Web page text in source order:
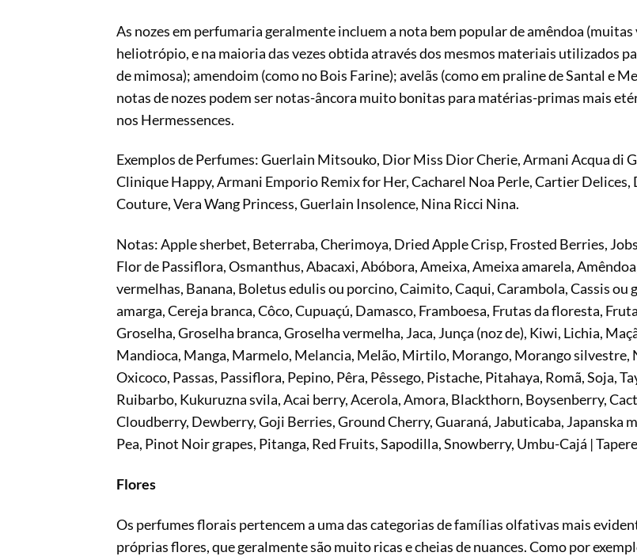
As nozes em perfumaria geralmente incluem a nota bem popular de amêndoa (muitas
heliotrópio, e na maioria das vezes obtida através dos mesmos materiais utilizados
de mimosa); amendoim (como no Bois Farine); avelãs (como em praline de Santal e
notas de nozes podem ser notas-âncora muito bonitas para matérias-primas mais
nos Hermessences.
Exemplos de Perfumes: Guerlain Mitsouko, Dior Miss Dior Cherie, Armani Acqua di
Clinique Happy, Armani Emporio Remix for Her, Cacharel Noa Perle, Cartier Delices,
Couture, Vera Wang Princess, Guerlain Insolence, Nina Ricci Nina.
Notas: Apple sherbet, Beterraba, Cherimoya, Dried Apple Crisp, Frosted Berries,
Flor de Passiflora, Osmanthus, Abacaxi, Abóbora, Ameixa, Ameixa amarela,
vermelhas, Banana, Boletus edulis ou porcino, Caimito, Caqui, Carambola, Cassis ou
amarga, Cereja branca, Côco, Cupuaçú, Damasco, Framboesa, Frutas da floresta,
Groselha, Groselha branca, Groselha vermelha, Jaca, Junça (noz de), Kiwi, Lichia,
Mandioca, Manga, Marmelo, Melancia, Melão, Mirtilo, Morango, Morango silvestre,
Oxicoco, Passas, Passiflora, Pepino, Pêra, Pêssego, Pistache, Pitahaya, Romã, Soja,
Ruibarbo, Kukuruzna svila, Acai berry, Acerola, Amora, Blackthorn, Boysenberry,
Cloudberry, Dewberry, Goji Berries, Ground Cherry, Guaraná, Jabuticaba, Japanska
Pea, Pinot Noir grapes, Pitanga, Red Fruits, Sapodilla, Snowberry, Umbu-Cajá |
Flores
Os perfumes florais pertencem a uma das categorias de famílias olfativas mais
próprias flores, que geralmente são muito ricas e cheias de nuances. Como por